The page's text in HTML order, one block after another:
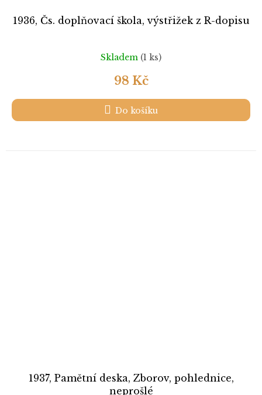
1936, Čs. doplňovací škola, výstřižek z R-dopisu
Skladem (1 ks)
98 Kč
Do košíku
1937, Pamětní deska, Zborov, pohlednice,
neprošlé